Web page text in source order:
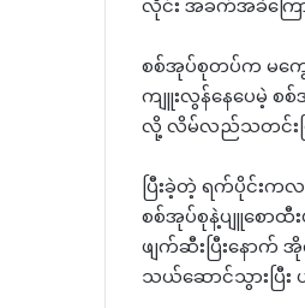
စစ်အုပ်စုတပ်က မကွ
ကျူးလွန်နေပေမဲ့ စ
လို့ လိမ်လည်သတင်းဖြ
ပြီးခဲ့တဲ့ ရက်ပိုင်းက
စစ်အုပ်စုနဲ့ပျူစောထီး
ဖျက်ဆီးပြီးနောက်
သယ်ဆောင်သွားပြီး